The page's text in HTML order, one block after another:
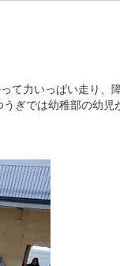
て力いっぱい走り、
ぎでは幼稚部の幼児